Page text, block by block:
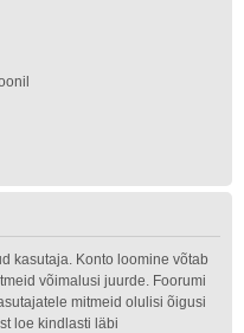
kasutaja. Konto loomine võtab
võimalusi juurde. Foorumi
mitmeid olulisi õigusi
loe kindlasti läbi